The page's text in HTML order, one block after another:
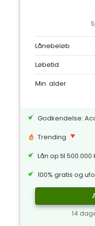
Lånebeløb
Løbetid
Min. alder
Godkendelse:
Trending
Lån op til 500.000
100% gratis og
14